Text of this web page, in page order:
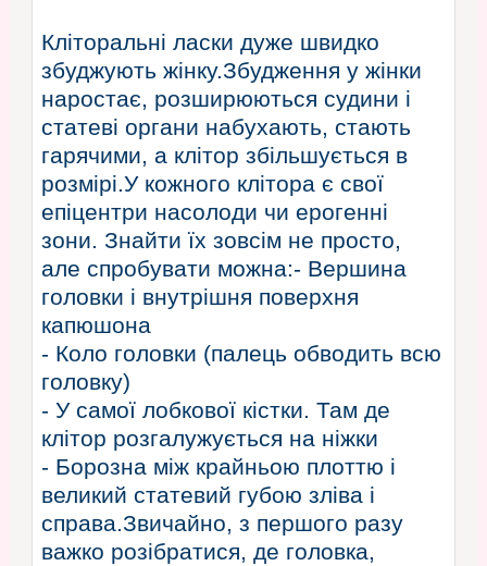
Кліторальні ласки дуже швидко
збуджують жінку.Збудження у жінки
наростає, розширюються судини і
статеві органи набухають, стають
гарячими, а клітор збільшується в
розмірі.У кожного клітора є свої
епіцентри насолоди чи ерогенні
зони. Знайти їх зовсім не просто,
але спробувати можна:- Вершина
головки і внутрішня поверхня
капюшона
- Коло головки (палець обводить всю
головку)
- У самої лобкової кістки. Там де
клітор розгалужується на ніжки
- Борозна між крайньою плоттю і
великий статевий губою зліва і
справа.Звичайно, з першого разу
важко розібратися, де головка,